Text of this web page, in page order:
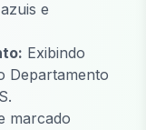
e
Exibindo
Departamento
marcado